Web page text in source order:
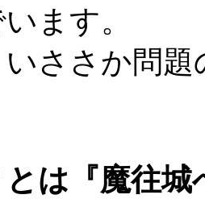
ます。
いささか問
は『魔往